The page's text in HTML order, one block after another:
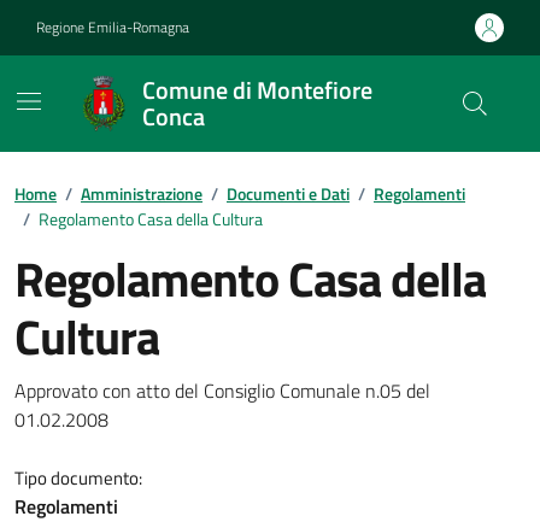
Regione Emilia-Romagna
Comune di Montefiore
Conca
Contenuti in evidenza
Home / Amministrazione / Documenti e Dati / Regolamenti
/ Regolamento Casa della Cultura
Regolamento Casa della
Cultura
Dettagli del documento
Approvato con atto del Consiglio Comunale n.05 del
01.02.2008
Tipo documento:
Regolamenti